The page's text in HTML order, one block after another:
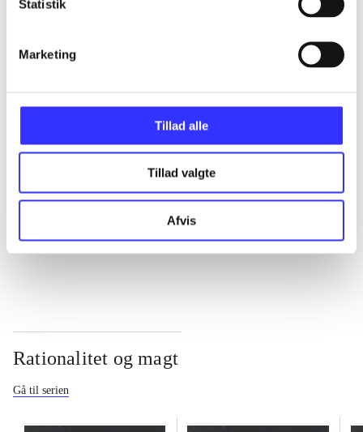
Statistik
Marketing
Tillad alle
Tillad valgte
Afvis
Rationalitet og magt
Gå til serien